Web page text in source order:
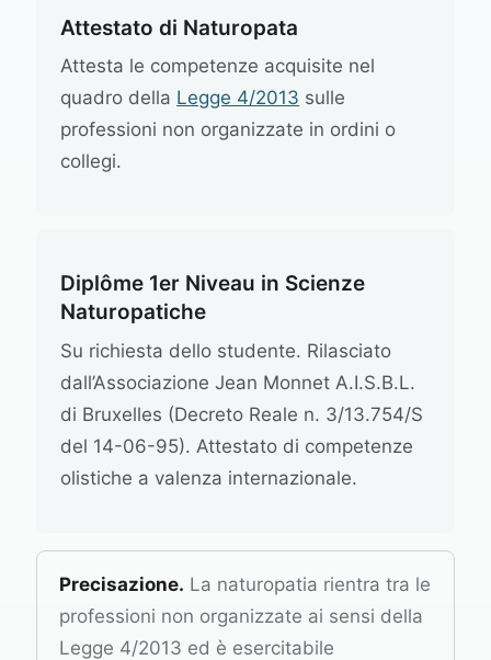
Attestato di Naturopata
Attesta le competenze acquisite nel
quadro della Legge 4/2013 sulle
professioni non organizzate in ordini o
collegi.
Diplôme 1er Niveau in Scienze
Naturopatiche
Su richiesta dello studente. Rilasciato
dall’Associazione Jean Monnet A.I.S.B.L.
di Bruxelles (Decreto Reale n. 3/13.754/S
del 14-06-95). Attestato di competenze
olistiche a valenza internazionale.
Precisazione. La naturopatia rientra tra le
professioni non organizzate ai sensi della
Legge 4/2013 ed è esercitabile